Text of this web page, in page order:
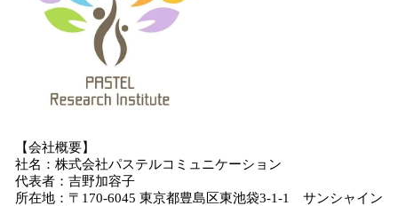
【会社概要】
社名：株式会社パステルコミュニケーション
代表者：吉野加容子
所在地：〒170-6045 東京都豊島区東池袋3-1-1 サンシャイン